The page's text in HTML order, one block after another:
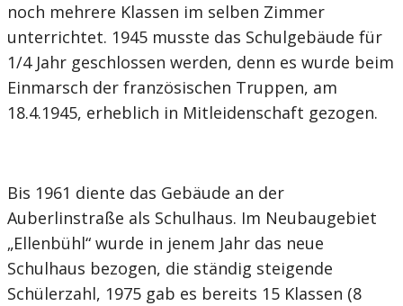
noch mehrere Klassen im selben Zimmer
unterrichtet. 1945 musste das Schulgebäude für
1/4 Jahr geschlossen werden, denn es wurde beim
Einmarsch der französischen Truppen, am
18.4.1945, erheblich in Mitleidenschaft gezogen.
Bis 1961 diente das Gebäude an der
Auberlinstraße als Schulhaus. Im Neubaugebiet
„Ellenbühl“ wurde in jenem Jahr das neue
Schulhaus bezogen, die ständig steigende
Schülerzahl, 1975 gab es bereits 15 Klassen (8